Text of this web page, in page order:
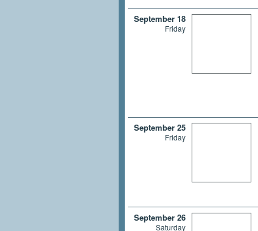
September 18
Friday
September 25
Friday
September 26
Saturday